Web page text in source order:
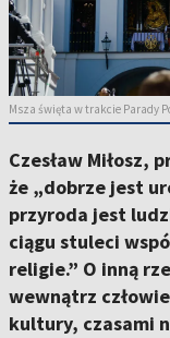
Msza święta w trakcie Parady
Czesław Miłosz,
że „dobrze jest
przyroda jest
ciągu stuleci
religie.” O inną
wewnątrz
kultury, czasami